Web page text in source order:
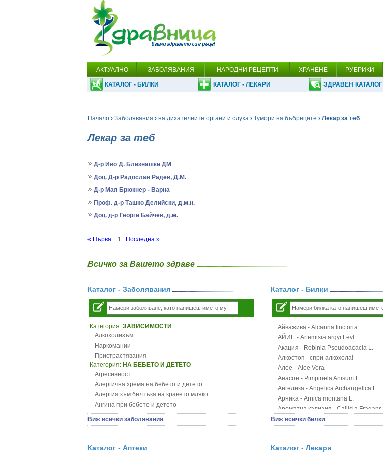
АКТУАЛНО ЗАБОЛЯВАНИЯ НАРОДНИ РЕЦЕПТИ ХРАНЕНЕ РУБРИКИ
КАТАЛОГ - БИЛКИ КАТАЛОГ - ЛЕКАРИ ЗДРАВЕН КАТАЛОГ
Начало › Заболявания › на дихателните органи и слуха › Тумори на бъбреците › Лекар за теб
Лекар за теб
Д-р Иво Д. Близнашки ДМ
Доц. Д-р Радослав Радев, Д.М.
Д-р Мая Брюкнер - Варна
Проф. д-р Ташко Делийски, д.м.н.
Доц. д-р Георги Байчев, д.м.
« Първа 1 Последна »
Всичко за Вашето здраве
Каталог - Заболявания
Категория: ЗАВИСИМОСТИ
Алкохолизъм
Наркомании
Пристрастявания
Категория: НА БЕБЕТО И ДЕТЕТО
Агресивност
Алергична хрема на бебето и детето
Алергия към белтъка на кравето мляко
Ангина при бебето и детето
Анемия при бебето и детето
Апетит - пълни деца
Безапетитие при бебето и детето
Виж всички заболявания
Каталог - Билки
Айважива - Alcanna tinctoria
АЙИЕ - Artemisia argyi Levl
Акация - Robinia Pseudoacacia L.
Алкостоп - спри алкохола!
Алое - Aloe Vera
Анасон - Pimpinela Anisum L.
Ангелика - Angelica Archangelica L.
Арника - Arnica montana L.
Ароматна кализия - Callisia Fragans
Арония - Sorbus melanocorpa
Блатен аир - Acorus calamus L.
Виж всички билки
Каталог - Аптеки Каталог - Лекари